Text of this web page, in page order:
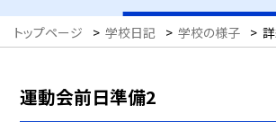
トップページ > 学校日記 > 学校の様子 >
運動会前日準備2